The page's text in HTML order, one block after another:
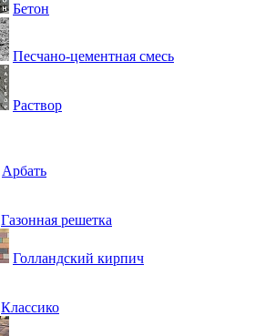
Бетон
Песчано-цементная смесь
Раствор
Арбать
Газонная решетка
Голландский кирпич
Классико